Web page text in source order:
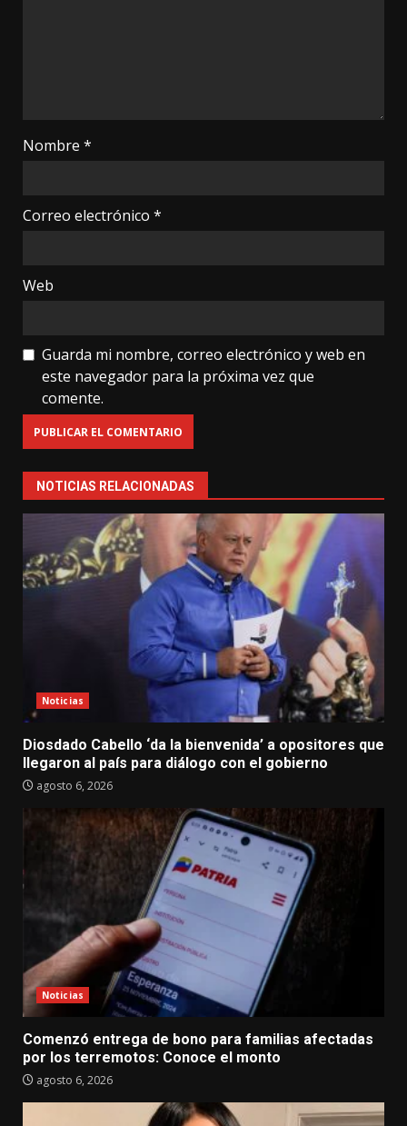
Nombre *
Correo electrónico *
Web
Guarda mi nombre, correo electrónico y web en
este navegador para la próxima vez que
comente.
NOTICIAS RELACIONADAS
Noticias
Diosdado Cabello ‘da la bienvenida’ a opositores que
llegaron al país para diálogo con el gobierno
agosto 6, 2026
Noticias
Comenzó entrega de bono para familias afectadas
por los terremotos: Conoce el monto
agosto 6, 2026